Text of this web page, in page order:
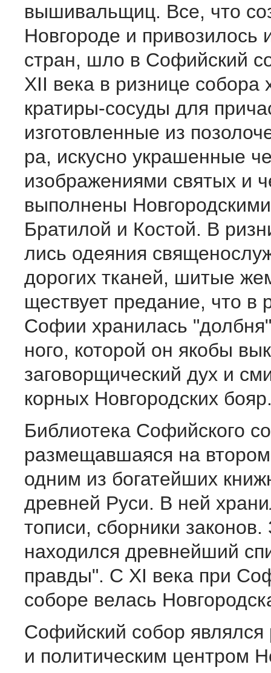
вышивальщиц. Все, что
Новгороде и привозилось
стран, шло в Софийский
XII века в ризнице собора
крати­ры-сосуды для
изготовленные из
ра, искусно украшенные
изображениями святых и
выполнены
Братилой и Костой. В
лись одеяния
дорогих тканей, шитые
ществует предание, что в
Софии хранилась
ного, которой он якобы
заговорщический дух и
корных Новгородских
Библиотека Софийского
размещавшаяся на
одним из богатейших
древней Руси. В ней
тописи, сборники законов.
находился древнейший
правды". С XI века при
соборе велась
Софийский собор являлся
и политическим центром